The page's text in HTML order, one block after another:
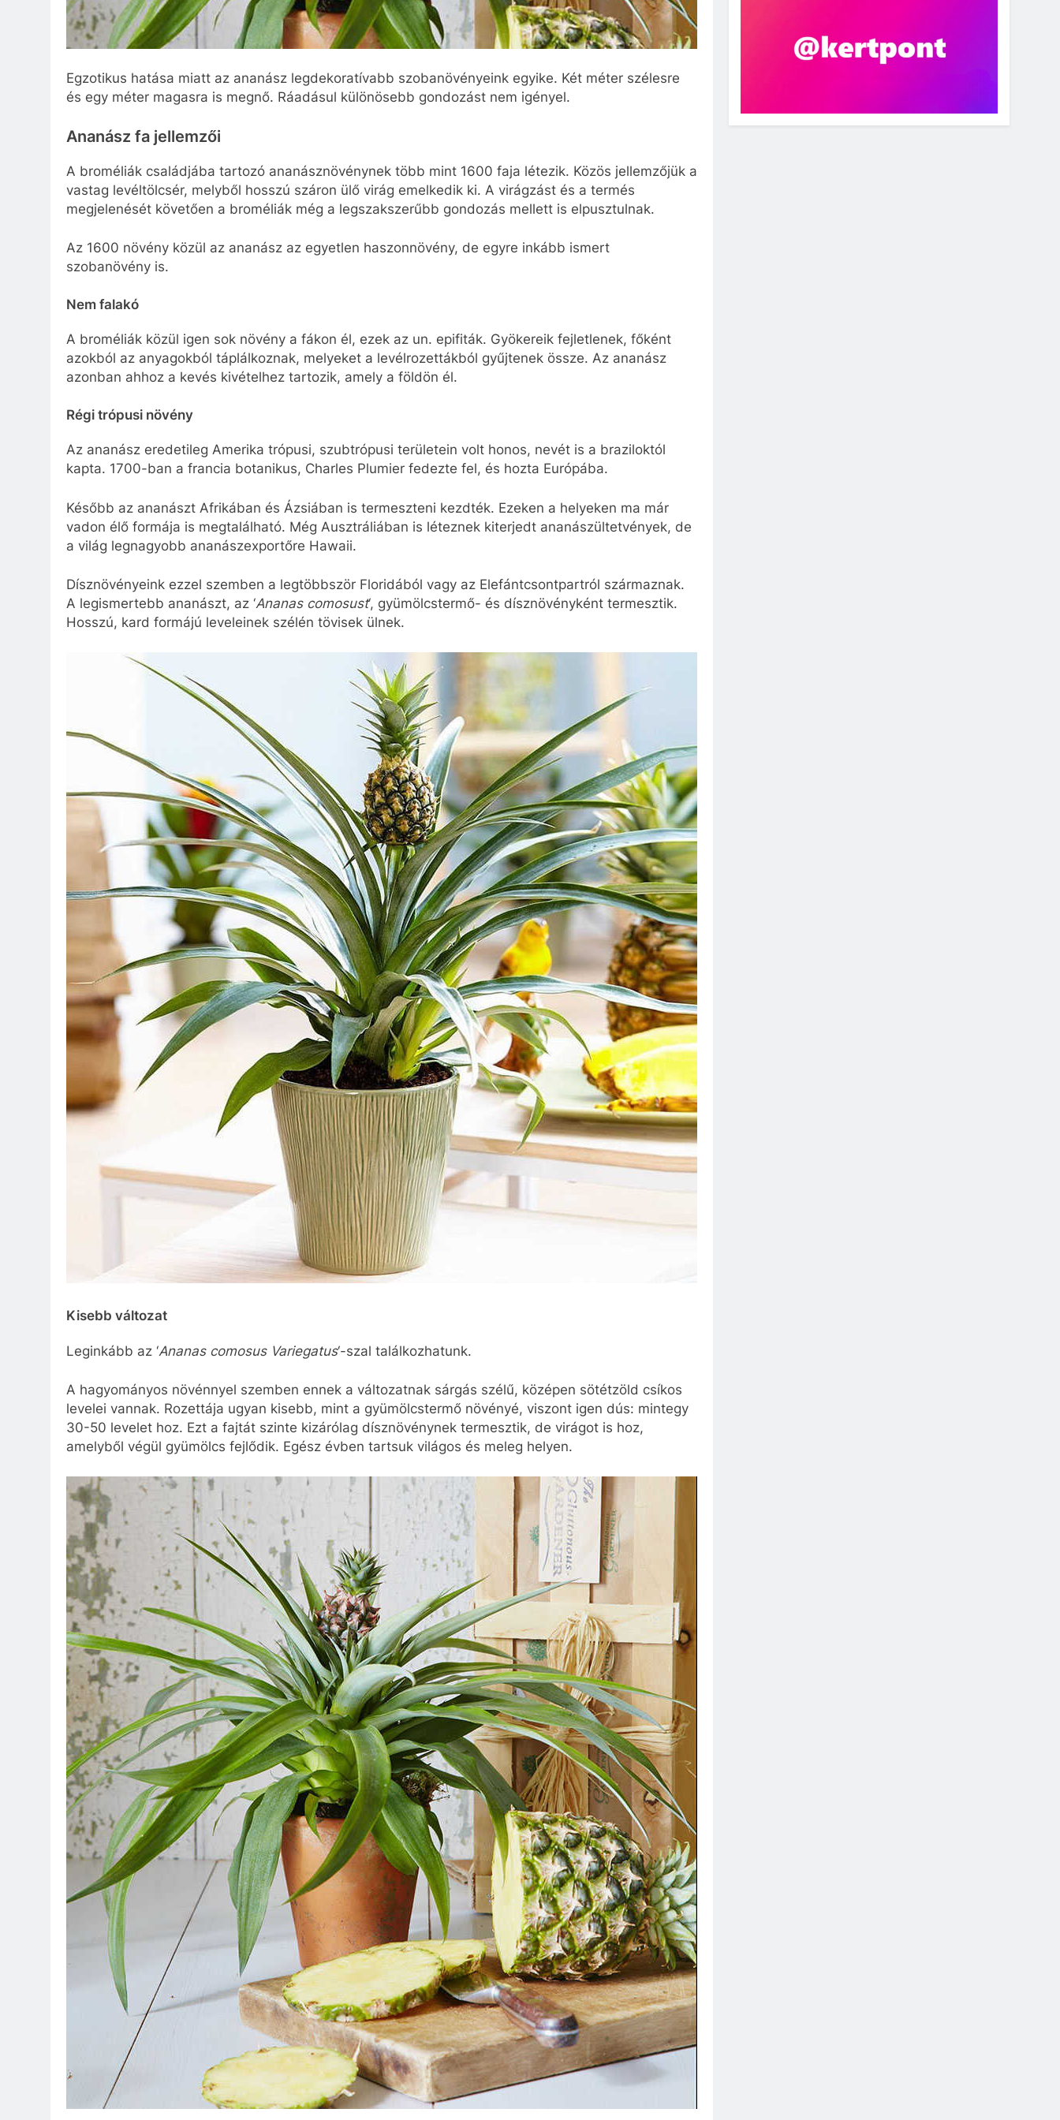
Egzotikus hatása miatt az ananász legdekoratívabb szobanövényeink egyike. Két méter szélesre
és egy méter magasra is megnő. Ráadásul különösebb gondozást nem igényel.
Ananász fa jellemzői
A broméliák családjába tartozó ananásznövénynek több mint 1600 faja létezik. Közös jellemzőjük a
vastag levéltölcsér, melyből hosszú száron ülő virág emelkedik ki. A virágzást és a termés
megjelenését követően a broméliák még a legszakszerűbb gondozás mellett is elpusztulnak.
Az 1600 növény közül az ananász az egyetlen haszonnövény, de egyre inkább ismert
szobanövény is.
Nem falakó
A broméliák közül igen sok növény a fákon él, ezek az un. epifiták. Gyökereik fejletlenek, főként
azokból az anyagokból táplálkoznak, melyeket a levélrozettákból gyűjtenek össze. Az ananász
azonban ahhoz a kevés kivételhez tartozik, amely a földön él.
Régi trópusi növény
Az ananász eredetileg Amerika trópusi, szubtrópusi területein volt honos, nevét is a braziloktól
kapta. 1700-ban a francia botanikus, Charles Plumier fedezte fel, és hozta Európába.
Később az ananászt Afrikában és Ázsiában is termeszteni kezdték. Ezeken a helyeken ma már
vadon élő formája is megtalálható. Még Ausztráliában is léteznek kiterjedt ananászültetvények, de
a világ legnagyobb ananászexportőre Hawaii.
Dísznövényeink ezzel szemben a legtöbbször Floridából vagy az Elefántcsontpartról származnak.
A legismertebb ananászt, az ‘Ananas comosust‘, gyümölcstermő- és dísznövényként termesztik.
Hosszú, kard formájú leveleinek szélén tövisek ülnek.
Kisebb változat
Leginkább az ‘Ananas comosus Variegatus‘-szal találkozhatunk.
A hagyományos növénnyel szemben ennek a változatnak sárgás szélű, középen sötétzöld csíkos
levelei vannak. Rozettája ugyan kisebb, mint a gyümölcstermő növényé, viszont igen dús: mintegy
30-50 levelet hoz. Ezt a fajtát szinte kizárólag dísznövénynek termesztik, de virágot is hoz,
amelyből végül gyümölcs fejlődik. Egész évben tartsuk világos és meleg helyen.